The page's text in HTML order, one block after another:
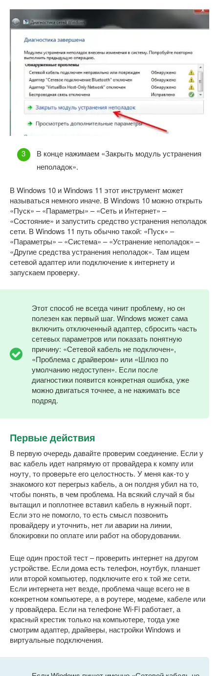
В конце нажимаем «Закрыть модуль устранения
неполадок».
В Windows 10 и Windows 11 этот инструмент может
называться немного иначе. В Windows 10 можно открыть
«Пуск» – «Параметры» – «Сеть и Интернет» –
«Состояние» и запустить средство устранения неполадок
сети. В Windows 11 путь обычно такой: «Пуск» –
«Параметры» – «Система» – «Устранение неполадок» –
«Другие средства устранения неполадок». Там ищем
сетевой адаптер или подключение к интернету и
запускаем проверку.
Этот способ не всегда чинит проблему, но он
полезен как первый шаг. Windows может сама
включить отключенный адаптер, сбросить часть
сетевых параметров или показать понятную
причину: «Сетевой кабель не подключен»,
«Проблема с драйвером» или «Шлюз по
умолчанию недоступен». Если после
диагностики появится конкретная ошибка, уже
можно двигаться точнее, а не нажимать все
подряд.
Первые действия
В первую очередь давайте проверим соединение. Если у
вас кабель идет напрямую от провайдера к компу или
ноуту, то проверьте его целостность. У меня как-то у
знакомого кот перегрыз кабель, а он полдня убил на то,
чтобы понять, в чем проблема. На всякий случай я бы
вытащил и поплотнее вставил кабель в нужный порт.
Если это не помогло, то есть смысл позвонить
провайдеру и уточнить, нет ли аварии на линии,
блокировки по оплате или работ на оборудовании.
Еще один простой тест – проверить интернет на другом
устройстве. Если дома есть телефон, ноутбук, планшет
или второй компьютер, подключите его к той же сети.
Если интернета нет везде, проблема чаще всего не в
конкретном компьютере, а в роутере, модеме, кабеле или
у провайдера. Если на телефоне Wi-Fi работает, а
красный крестик только на компьютере, тогда уже
смотрим адаптер, драйверы, настройки Windows и
виртуальные подключения.